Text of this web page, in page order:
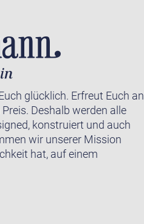
glücklich. Erfreut Euch an
Deshalb werden alle
konstruiert und auch
wir unserer Mission
hat, auf einem